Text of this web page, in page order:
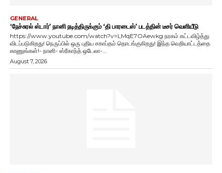
GENERAL
‘நேச்சுரல் ஸ்டார்’ நானி நடித்திருக்கும் ‘தி பாரடைஸ்’ படத்தின் டீசர் வெளியீடு
https://www.youtube.com/watch?v=LMqE7OAewkg நரகம் கட்டவிழ்த்து
விடப்படுகிறது! நெருப்பில் ஒரு புதிய சகாப்தம் தொடங்குகிறது! இந்த வெறியாட்டத்தை
காணுங்கள்!- நானி- ஸ்ரீகாந்த் ஒடேலா-...
August 7, 2026